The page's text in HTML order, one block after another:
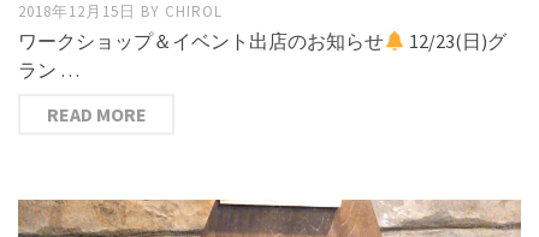
2018年12月15日 BY CHIROL
ワークショップ＆イベント出店のお知らせ
12/23(日)グ
ラン …
READ MORE